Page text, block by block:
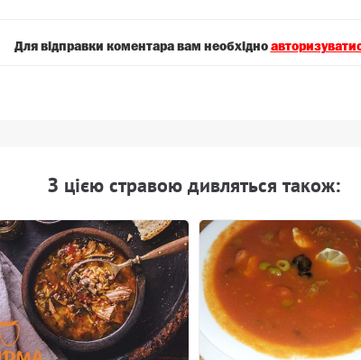
Для вiдправки коментара вам необхiдно
З цiєю стравою дивляться також: